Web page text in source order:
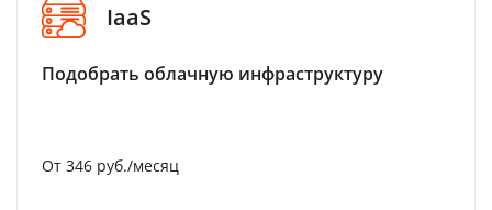
IaaS
Подобрать облачную инфраструктуру
От 346 руб./месяц